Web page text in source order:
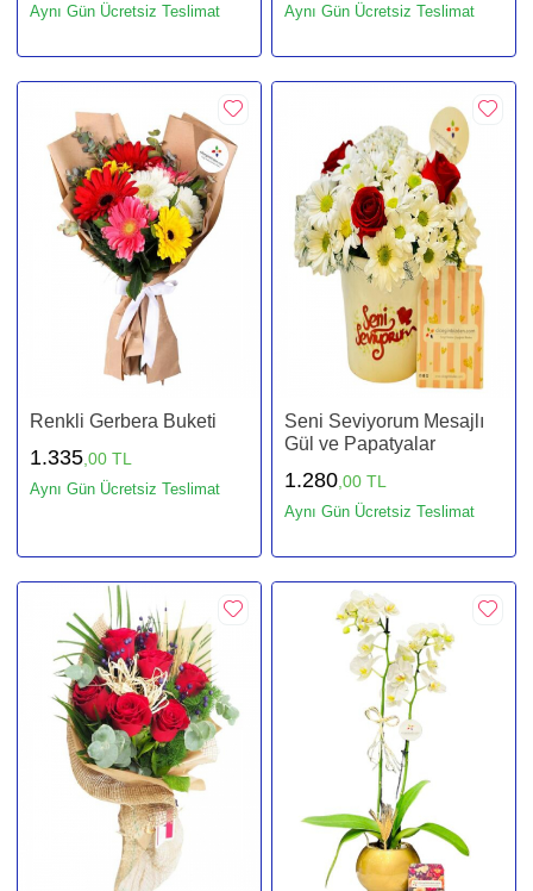
Aynı Gün Ücretsiz Teslimat Aynı Gün Ücretsiz Teslimat
Renkli Gerbera Buketi
1.335 ,00 TL
Aynı Gün Ücretsiz Teslimat
Seni Seviyorum Mesajlı
Gül ve Papatyalar
1.280 ,00 TL
Aynı Gün Ücretsiz Teslimat